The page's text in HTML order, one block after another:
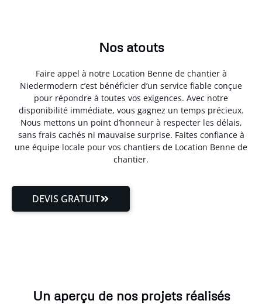
Nos atouts
Faire appel à notre Location Benne de chantier à
Niedermodern c’est bénéficier d’un service fiable conçue
pour répondre à toutes vos exigences. Avec notre
disponibilité immédiate, vous gagnez un temps précieux.
Nous mettons un point d’honneur à respecter les délais,
sans frais cachés ni mauvaise surprise. Faites confiance à
une équipe locale pour vos chantiers de Location Benne de
chantier.
DEVIS GRATUIT
Un aperçu de nos projets réalisés